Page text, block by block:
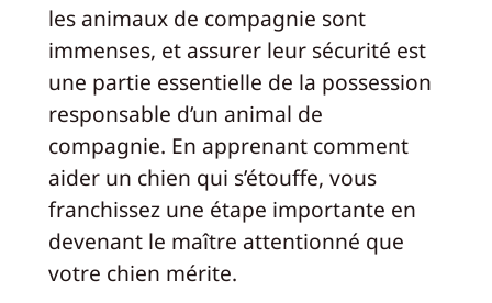
les animaux de compagnie sont
immenses, et assurer leur sécurité est
une partie essentielle de la possession
responsable d’un animal de
compagnie. En apprenant comment
aider un chien qui s’étouffe, vous
franchissez une étape importante en
devenant le maître attentionné que
votre chien mérite.